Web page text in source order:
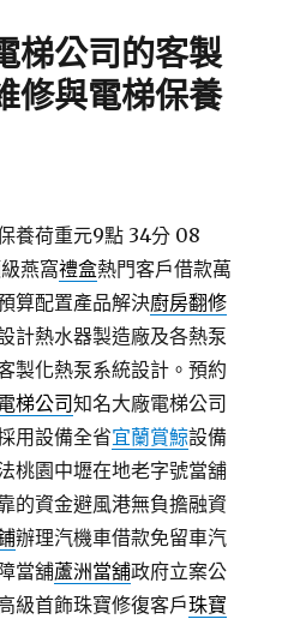
梯公司的客製
修與電梯保養
養荷重元9點 34分 08
燕窩禮盒熱門客戶借款萬
算配置產品解決廚房翻修
計熱水器製造廠及各熱泵
製化熱泵系統設計。預約
梯公司知名大廠電梯公司
用設備全省宜蘭賞鯨設備
桃園中壢在地老字號當舖
的資金避風港無負擔融資
辦理汽機車借款免留車汽
當舖蘆洲當舖政府立案公
級首飾珠寶修復客戶珠寶